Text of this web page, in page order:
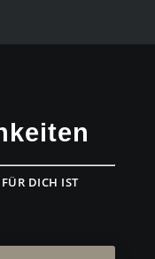
DICH IST